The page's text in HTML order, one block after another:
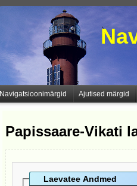
Navigatsioonimärgid Ajutised märgid
Papissaare-Vikati
Laevatee Andmed